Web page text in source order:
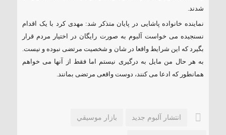
شدند.
نماینده خانواده پاشایی در پایان متذکر شد: مهدی کرد با یک اقدام
نسنجیده می خواست آلبوم به صورت رایگان در اختیار مردم قرار
بگیرد که این شرایط واقعا در شان و شخصیت مرتضی نبوده و نیست.
به هر حال من مایل به درگیری نیستم اما فقط از آنها می خواهم
همانطور که ادعا می کنند، دوست واقعی مرتضی بمانند.
انتشار آلبوم جديد بازار موسيقي